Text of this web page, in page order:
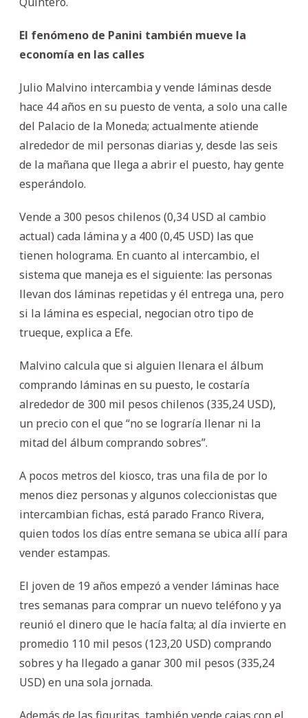
El fenómeno de Panini también mueve la
economía en las calles
Julio Malvino intercambia y vende láminas desde
hace 44 años en su puesto de venta, a solo una calle
del Palacio de la Moneda; actualmente atiende
alrededor de mil personas diarias y, desde las seis
de la mañana que llega a abrir el puesto, hay gente
esperándolo.
Vende a 300 pesos chilenos (0,34 USD al cambio
actual) cada lámina y a 400 (0,45 USD) las que
tienen holograma. En cuanto al intercambio, el
sistema que maneja es el siguiente: las personas
llevan dos láminas repetidas y él entrega una, pero
si la lámina es especial, negocian otro tipo de
trueque, explica a Efe.
Malvino calcula que si alguien llenara el álbum
comprando láminas en su puesto, le costaría
alrededor de 300 mil pesos chilenos (335,24 USD),
un precio con el que “no se lograría llenar ni la
mitad del álbum comprando sobres”.
A pocos metros del kiosco, tras una fila de por lo
menos diez personas y algunos coleccionistas que
intercambian fichas, está parado Franco Rivera,
quien todos los días entre semana se ubica allí para
vender estampas.
El joven de 19 años empezó a vender láminas hace
tres semanas para comprar un nuevo teléfono y ya
reunió el dinero que le hacía falta; al día invierte en
promedio 110 mil pesos (123,20 USD) comprando
sobres y ha llegado a ganar 300 mil pesos (335,24
USD) en una sola jornada.